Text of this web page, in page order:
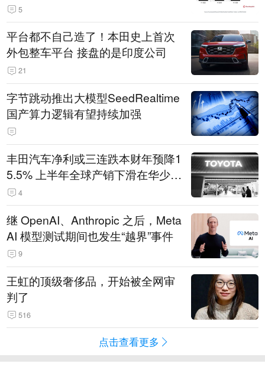
5
平台都不自己造了！本田史上首次
外包整车平台 接盘的是印度公司
21
字节跳动推出大模型SeedRealtime
国产算力逻辑有望持续加强
丰田汽车净利或三连跌本财年预降1
5.5% 上半年全球产销下滑在华少卖
14.3万辆
4
继 OpenAI、Anthropic 之后，Meta
AI 模型测试期间也发生“越界”事件
9
王虹的顶级奢侈品，开始被全网审
判了
516
点击查看更多